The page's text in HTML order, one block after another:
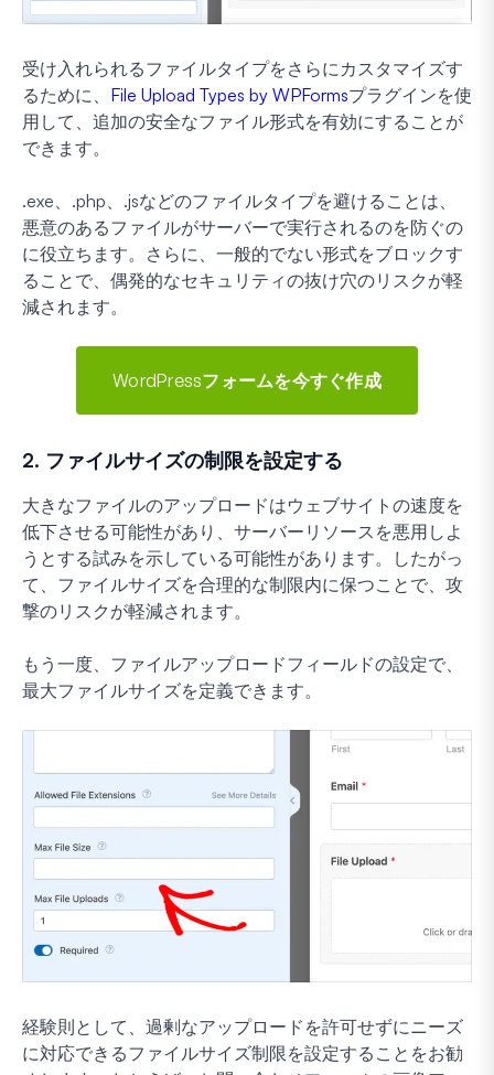
受け入れられるファイルタイプをさらにカスタマイズす
るために、 File Upload Types by WPFormsプラグインを使
用して、追加の安全なファイル形式を有効にすることが
できます。
.exe、.php、.jsなどのファイルタイプを避けることは、
悪意のあるファイルがサーバーで実行されるのを防ぐの
に役立ちます。さらに、一般的でない形式をブロックす
ることで、偶発的なセキュリティの抜け穴のリスクが軽
減されます。
WordPressフォームを今すぐ作成
2. ファイルサイズの制限を設定する
大きなファイルのアップロードはウェブサイトの速度を
低下させる可能性があり、サーバーリソースを悪用しよ
うとする試みを示している可能性があります。したがっ
て、ファイルサイズを合理的な制限内に保つことで、攻
撃のリスクが軽減されます。
もう一度、ファイルアップロードフィールドの設定で、
最大ファイルサイズを定義できます。
経験則として、過剰なアップロードを許可せずにニーズ
に対応できるファイルサイズ制限を設定することをお勧